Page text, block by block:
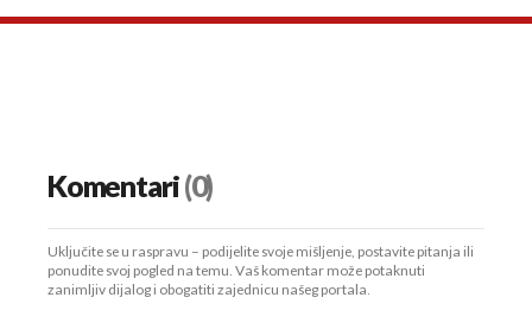
Komentari(0)
Uključite se u raspravu – podijelite svoje mišljenje, postavite pitanja ili
ponudite svoj pogled na temu. Vaš komentar može potaknuti
zanimljiv dijalog i obogatiti zajednicu našeg portala.